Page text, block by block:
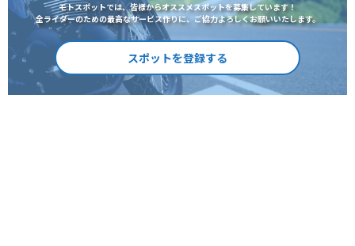
モトスポットでは、皆様からオススメスポットを募集しています！
全ライダーのための最高なサービス作りに、ご協力よろしくお願いいたします。
スポットを登録する